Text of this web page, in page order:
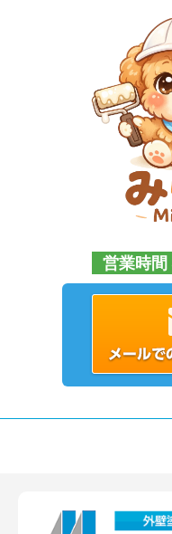
営業時